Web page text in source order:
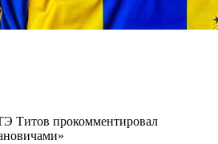
Титов прокомментировал